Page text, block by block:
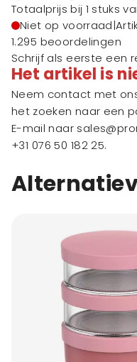
Totaalprijs bij 1 stuks
Niet op voorraad|
1.295 beoordelingen
Schrijf als eerste een
Het artikel is
Neem contact met
het zoeken naar een
E-mail naar
+31 076 50 182 25.